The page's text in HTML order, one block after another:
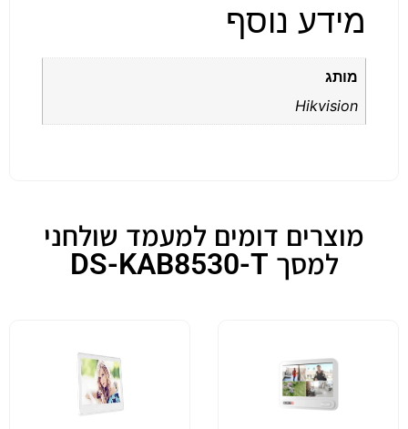
מידע נוסף
מותג
Hikvision
מוצרים דומים למעמד שולחני
למסך DS-KAB8530-T